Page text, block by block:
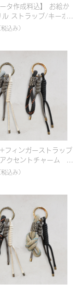
ータ作成料込】 お絵か
ル ストラップ/キーホ
税込み）
+フィンガーストラップ
クセントチャーム
カスタム！名入れ対
プル｜カラフル｜お
税込み）